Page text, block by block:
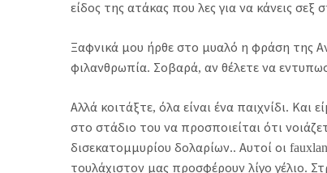
είδος της ατάκας που λες για να κάνεις
Ξαφνικά μου ήρθε στο μυαλό η φράση της
φιλανθρωπία. Σοβαρά, αν θέλετε να
Αλλά κοιτάξτε, όλα είναι ένα παιχνίδι.
στο στάδιο του να προσποιείται ότι
δισεκατομμυρίου δολαρίων.. Αυτοί οι
τουλάχιστον μας προσφέρουν λίγο γέλιο.